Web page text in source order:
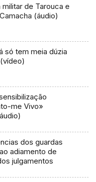
de Tarouca e
(áudio)
só tem meia dúzia
me Vivo»
dos guardas
adiamento de
julgamentos